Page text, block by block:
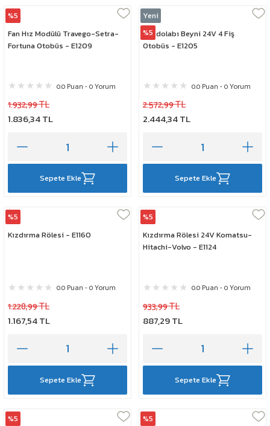
%5
Elta
Fan Hız Modülü Travego-Setra-
Fortuna Otobüs - E1209
0.0 Puan - 0 Yorum
1.932,99 TL
1.836,34 TL
Sepete Ekle
Yeni
%5
Elta
Buzdolabı Beyni 24V 4 Fiş
Otobüs - E1205
0.0 Puan - 0 Yorum
2.572,99 TL
2.444,34 TL
Sepete Ekle
%5
Elta
Kızdırma Rölesi - E1160
0.0 Puan - 0 Yorum
1.228,99 TL
1.167,54 TL
Sepete Ekle
%5
Elta
Kızdırma Rölesi 24V Komatsu-
Hitachi-Volvo - E1124
0.0 Puan - 0 Yorum
933,99 TL
887,29 TL
Sepete Ekle
%5
Elta
%5
Elta
PORSCHE
SEAT
SUBARU
SUZUKİ
TOYOTA